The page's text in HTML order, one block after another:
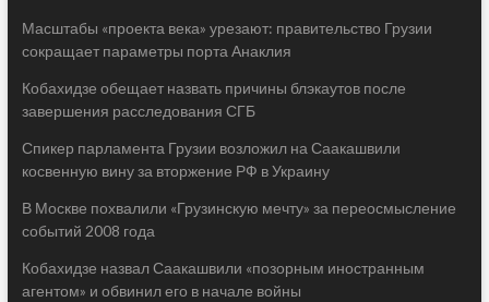
Масштабы «проекта века» урезают: правительство Грузии
сокращает параметры порта Анаклия
Кобахидзе обещает назвать причины блэкаутов после
завершения расследования СГБ
Спикер парламента Грузии возложил на Саакашвили
косвенную вину за вторжение РФ в Украину
В Москве похвалили «Грузинскую мечту» за переосмысление
событий 2008 года
Кобахидзе назвал Саакашвили «позорным иностранным
агентом» и обвинил его в начале войны